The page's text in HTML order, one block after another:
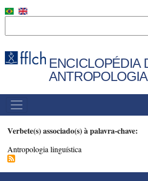
para
conteúdo
ENCICLOPÉDIA
ANTROPOLOGIA
MENU
PRINCIPAL
Verbete(s) associado(s) à palavra-chave:
Antropologia linguística